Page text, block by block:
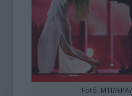
Fotó: MTI//